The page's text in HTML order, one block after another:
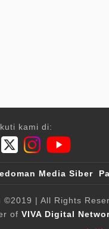
kami di:
Media Siber
©2019 | All Rights
of VIVA Digital